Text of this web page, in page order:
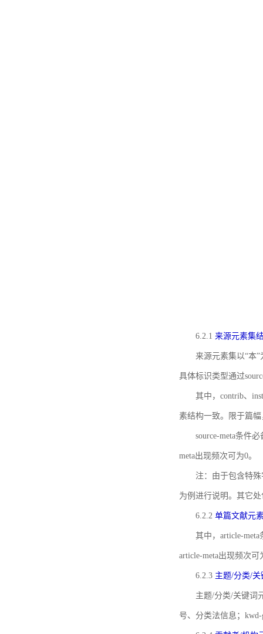
6.2.1 来源元素集
来源元素集以“本
具体标识类型通过
其中，contrib、
素结构一致。限于篇
source-meta条件
meta出现频次可为0。
注：由于包含特殊
为例进行说明。其它
6.2.2 单篇文献元
其中，article-
article-meta出现频次可
6.2.3 主题/分类/
主题/分类/关键词
号、分类法信息；